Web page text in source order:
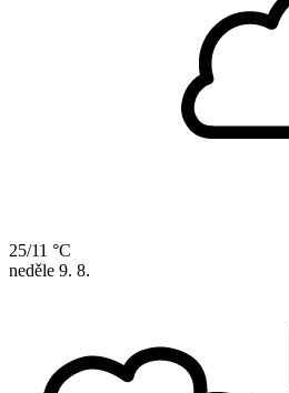
25/11 °C
neděle 9. 8.